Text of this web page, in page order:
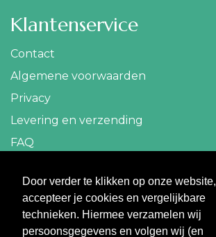
Door verder te klikken op onze website,
accepteer je cookies en vergelijkbare
technieken. Hiermee verzamelen wij
persoonsgegevens en volgen wij (en
Klantenservice
Contact
Algemene voorwaarden
Privacy
Levering en verzending
FAQ
Contact
info@travelbazaar.nl